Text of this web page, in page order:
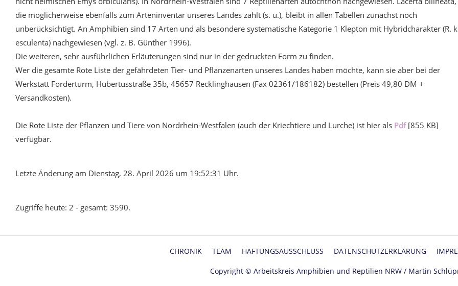
die möglicherweise ebenfalls zum Arteninventar unseres Landes zählt (s. u.), bleibt in allen Tabellen zunächst noch
unberücksichtigt. An Amphibien sind 17 Arten und als besondere systematische Kategorie 1 Klepton mit Hybridcharakter (R.
esculenta) nachgewiesen (vgl. z. B. Günther 1996).
Die weiteren, sehr ausführlichen Erläuterungen sind nur in der gedruckten Form zu finden.
Wer die gesamte Rote Liste der gefährdeten Tier- und Pflanzenarten unseres Landes haben möchte, kann sie aber bei der
Werkstatt Förderturm, Hubertusstraße 35b, 45657 Recklinghausen (Fax 02361/186182) bestellen (Preis 49,80 DM +
Versandkosten).
Die Rote Liste der Pflanzen und Tiere von Nordrhein-Westfalen (auch der Kriechtiere und Lurche) ist hier als Pdf[855 KB]
verfügbar.
Letzte Änderung am Dienstag, 28. April 2026 um 19:52:31 Uhr.
Zugriffe heute: 2 - gesamt: 3590.
CHRONIK TEAM HAFTUNGSAUSSCHLUSS DATENSCHUTZERKLÄRUNG
Copyright © Arbeitskreis Amphibien und Reptilien NRW / Martin